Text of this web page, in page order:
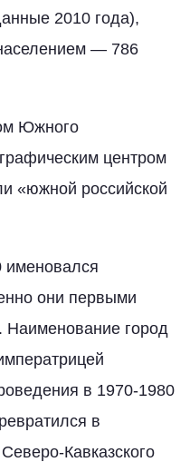
2010 года),
— 786
Южного
центром
«южной российской
именовался
они первыми
Наименование город
в 1970-1980
в
Кавказского